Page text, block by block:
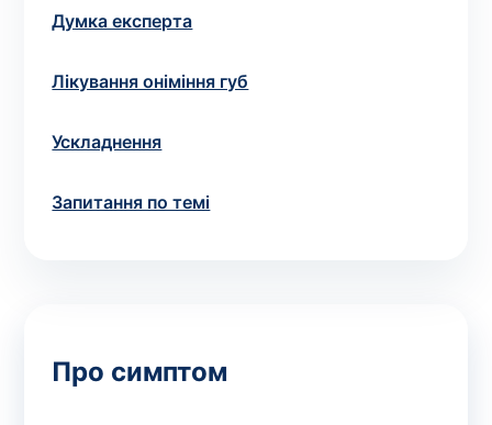
Думка експерта
Лікування оніміння губ
Ускладнення
Запитання по темі
Про симптом
своєчасного оновлення розміщеного на сайті прайс-
листа. Проте, щоб уникнути можливих непорозумінь,
виконання досліджень за телефонами, вказаними на